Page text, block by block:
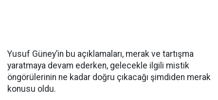
Yusuf Güney’in bu açıklamaları, merak ve tartışma
yaratmaya devam ederken, gelecekle ilgili mistik
öngörülerinin ne kadar doğru çıkacağı şimdiden merak
konusu oldu.